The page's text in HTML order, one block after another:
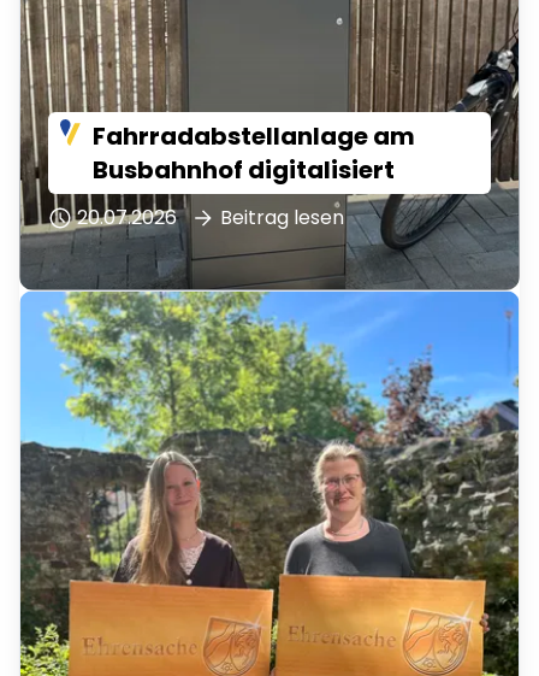
Fahrradabstellanlage am
Busbahnhof digitalisiert
20.07.2026 Beitrag lesen